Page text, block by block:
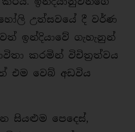
උත්සවයේ දී වර්ණ
ඉන්දියාවේ ගැහැනුන්
කරමින් විචිත්‍ර‍ත්වය
එම වෙබ් අඩවිය
සියළුම පෙදෙස්,